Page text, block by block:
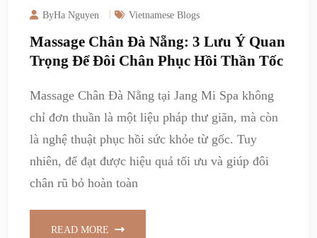
ByHa Nguyen Vietnamese Blogs
Massage Chân Đà Nẵng: 3 Lưu Ý Quan
Trọng Để Đôi Chân Phục Hồi Thần Tốc
Massage Chân Đà Nẵng tại Jang Mi Spa không
chỉ đơn thuần là một liệu pháp thư giãn, mà còn
là nghệ thuật phục hồi sức khỏe từ gốc. Tuy
nhiên, để đạt được hiệu quả tối ưu và giúp đôi
chân rũ bỏ hoàn toàn
READ MORE